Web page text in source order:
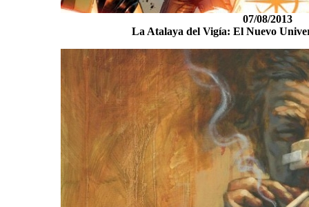
07/08/2013
La Atalaya del Vigía: El Nuevo